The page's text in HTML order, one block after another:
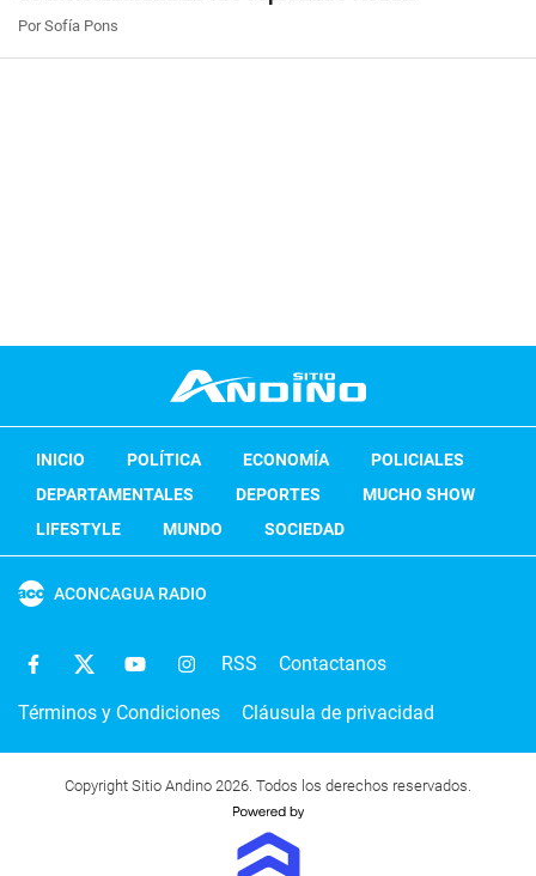
Por Sofía Pons
INICIO POLÍTICA ECONOMÍA
POLICIALES
DEPARTAMENTALES
DEPORTES
MUCHO SHOW
LIFESTYLE
MUNDO SOCIEDAD
ACONCAGUA RADIO
RSS Contactanos
Términos y Condiciones Cláusula de privacidad
Copyright Sitio Andino 2026. Todos los derechos reservados.